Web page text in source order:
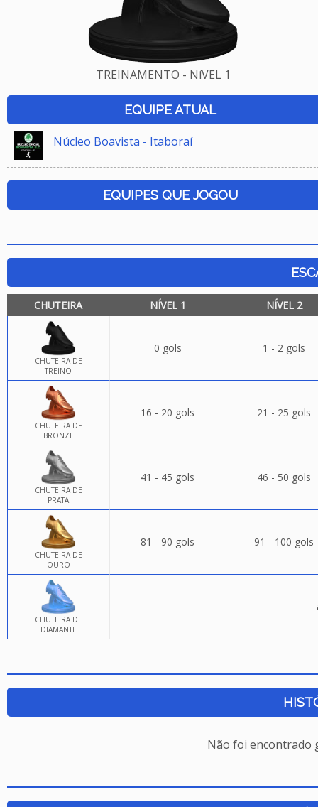
TREINAMENTO - NíVEL 1
EQUIPE ATUAL
Núcleo Boavista - Itaboraí
EQUIPES QUE JOGOU
CHUTEIRA NÍVEL 1 NÍVEL 2
CHUTEIRA DE
TREINO
0 gols 1 - 2 gols
CHUTEIRA DE
BRONZE
16 - 20 gols 21 - 25 gols
CHUTEIRA DE
PRATA
41 - 45 gols 46 - 50 gols
CHUTEIRA DE
OURO
81 - 90 gols 91 - 100 gols
CHUTEIRA DE
DIAMANTE
Não foi encontrado